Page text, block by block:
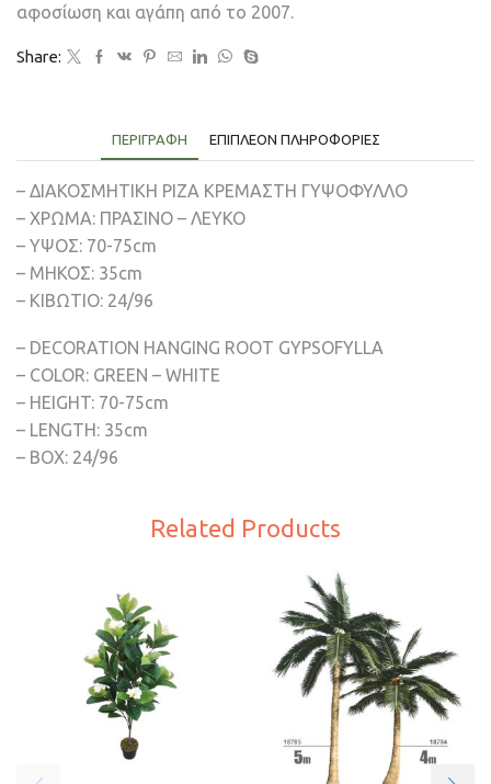
αφοσίωση και αγάπη από το 2007.
Share:
ΠΕΡΙΓΡΑΦΉ ΕΠΙΠΛΈΟΝ ΠΛΗΡΟΦΟΡΊΕΣ
– ΔΙΑΚΟΣΜΗΤΙΚH ΡΙΖΑ ΚΡΕΜΑΣΤΗ ΓΥΨΟΦΥΛΛΟ
– ΧΡΩΜΑ: ΠΡΑΣΙΝΟ – ΛΕΥΚΟ
– ΥΨΟΣ: 70-75cm
– ΜΗΚΟΣ: 35cm
– ΚΙΒΩΤΙΟ: 24/96
– DECORATION HANGING ROOT GYPSOFYLLA
– COLOR: GREEN – WHITE
– HEIGHT: 70-75cm
– LENGTH: 35cm
– BOX: 24/96
Related Products